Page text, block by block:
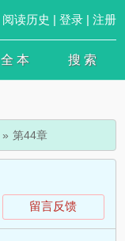
阅读历史 | 登录| 注册
全 本 搜 索
第44章
留言反馈